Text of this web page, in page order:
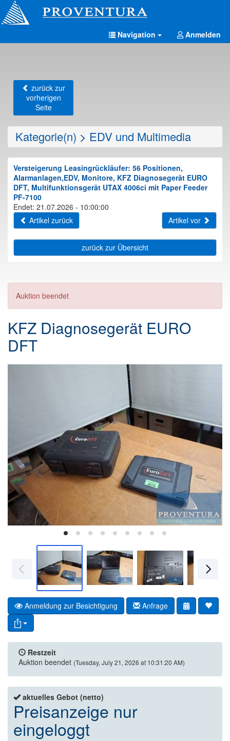
Navigation Anmelden
zurück zur
vorherigen
Seite
Kategorie(n) > EDV und Multimedia
Versteigerung Leasingrückläufer: 56 Positionen,
Alarmanlagen,EDV, Monitore, KFZ Diagnosegerät EURO
DFT, Multifunktionsgerät UTAX 4006ci mit Paper Feeder
PF-7100
Endet: 21.07.2026 - 10:00:00
Artikel zurück
Artikel vor
zurück zur Übersicht
Auktion beendet
KFZ Diagnosegerät EURO
DFT
Anmeldung zur Besichtigung Anfrage
Restzeit
Auktion beendet (Tuesday, July 21, 2026 at 10:31:20 AM)
aktuelles Gebot (netto)
Preisanzeige nur
eingeloggt